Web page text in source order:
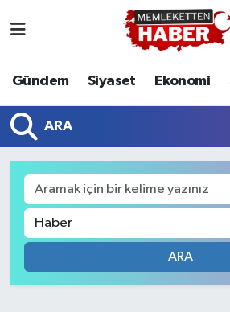
Gündem Siyaset Ekonomi
ARA
ARA